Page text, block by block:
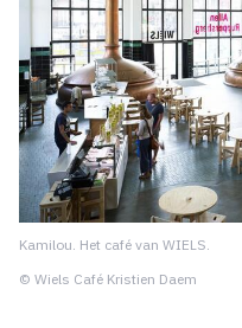
Kamilou. Het café van WIELS.
© Wiels Café Kristien Daem